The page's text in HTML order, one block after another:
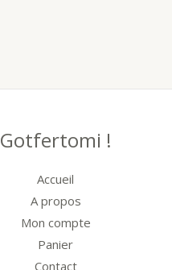
Gotfertomi !
Accueil
A propos
Mon compte
Panier
Contact